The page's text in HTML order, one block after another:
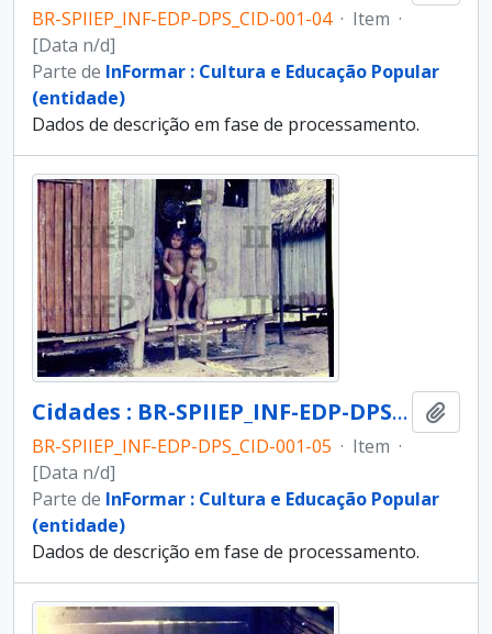
BR-SPIIEP_INF-EDP-DPS_CID-001-04 · Item ·
[Data n/d]
Parte de InFormar : Cultura e Educação Popular
(entidade)
Dados de descrição em fase de processamento.
Cidades : BR-SPIIEP_INF-EDP-DPS_CID-001-05 [diapositivo]
BR-SPIIEP_INF-EDP-DPS_CID-001-05 · Item ·
[Data n/d]
Parte de InFormar : Cultura e Educação Popular
(entidade)
Dados de descrição em fase de processamento.